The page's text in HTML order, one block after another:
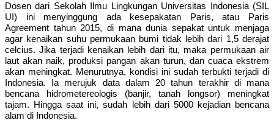
Dosen dari Sekolah Ilmu Lingkungan Universitas Indonesia (SIL
UI) ini menyinggung ada kesepakatan Paris, atau Paris
Agreement tahun 2015, di mana dunia sepakat untuk menjaga
agar kenaikan suhu permukaan bumi tidak lebih dari 1,5 derajat
celcius. Jika terjadi kenaikan lebih dari itu, maka permukaan air
laut akan naik, produksi pangan akan turun, dan cuaca ekstrem
akan meningkat. Menurutnya, kondisi ini sudah terbukti terjadi di
Indonesia. Ia merujuk data dalam 20 tahun terakhir di mana
bencana hidrometereologis (banjir, tanah longsor) meningkat
tajam. Hingga saat ini, sudah lebih dari 5000 kejadian bencana
alam di Indonesia.